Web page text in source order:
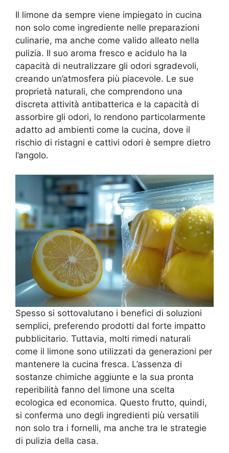
Il limone da sempre viene impiegato in cucina
non solo come ingrediente nelle preparazioni
culinarie, ma anche come valido alleato nella
pulizia. Il suo aroma fresco e acidulo ha la
capacità di neutralizzare gli odori sgradevoli,
creando un’atmosfera più piacevole. Le sue
proprietà naturali, che comprendono una
discreta attività antibatterica e la capacità di
assorbire gli odori, lo rendono particolarmente
adatto ad ambienti come la cucina, dove il
rischio di ristagni e cattivi odori è sempre dietro
l’angolo.
Spesso si sottovalutano i benefici di soluzioni
semplici, preferendo prodotti dal forte impatto
pubblicitario. Tuttavia, molti rimedi naturali
come il limone sono utilizzati da generazioni per
mantenere la cucina fresca. L’assenza di
sostanze chimiche aggiunte e la sua pronta
reperibilità fanno del limone una scelta
ecologica ed economica. Questo frutto, quindi,
si conferma uno degli ingredienti più versatili
non solo tra i fornelli, ma anche tra le strategie
di pulizia della casa.